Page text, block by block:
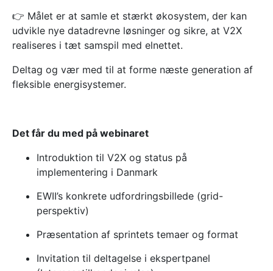
👉 Målet er at samle et stærkt økosystem, der kan
udvikle nye datadrevne løsninger og sikre, at V2X
realiseres i tæt samspil med elnettet.
Deltag og vær med til at forme næste generation af
fleksible energisystemer.
Det får du med på webinaret
Introduktion til V2X og status på
implementering i Danmark
EWII’s konkrete udfordringsbillede (grid-
perspektiv)
Præsentation af sprintets temaer og format
Invitation til deltagelse i ekspertpanel